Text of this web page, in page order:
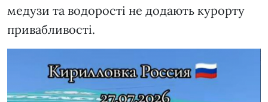
медузи та водорості не додають курорту
привабливості.